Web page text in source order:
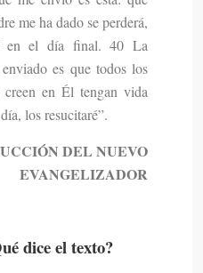
me ha dado se perderá,
en el día final. 40 La
es que todos los
en Él tengan vida
los resucitaré”.
DEL NUEVO
EVANGELIZADOR
dice el texto?